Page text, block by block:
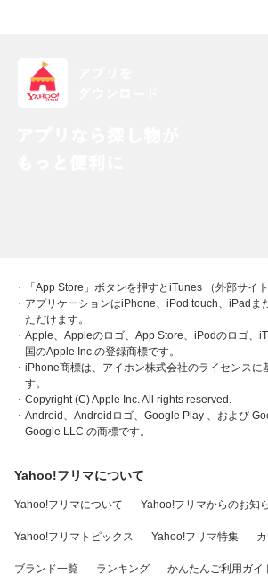
・「App Store」ボタンを押すとiTunes （外部サイ
・アプリケーションはiPhone、iPod touch、iPadま
ただけます。
・Apple、Appleのロゴ、App Store、iPodのロゴ、
国のApple Inc.の登録商標です。
・iPhone商標は、アイホン株式会社のライセンスに
す。
・Copyright (C) Apple Inc. All rights reserved.
・Android、Androidロゴ、Google Play 、および
Google LLC の商標です。
Yahoo!フリマについて
Yahoo!フリマについて Yahoo!フリマからのお知
Yahoo!フリマトピックス Yahoo!フリマ特集
ブランド一覧 ランキング かんたんご利用ガイ